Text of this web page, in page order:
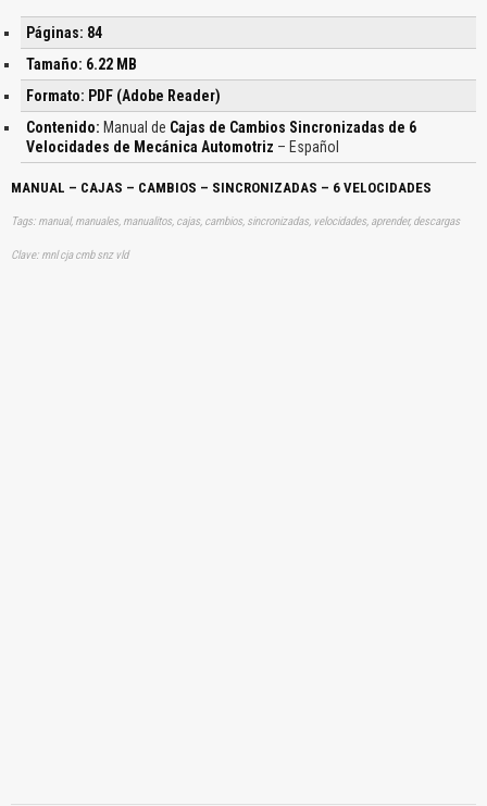
Páginas: 84
Tamaño: 6.22 MB
Formato: PDF (Adobe Reader)
Contenido: Manual de Cajas de Cambios Sincronizadas de 6
Velocidades de Mecánica Automotriz – Español
MANUAL – CAJAS – CAMBIOS – SINCRONIZADAS – 6 VELOCIDADES
Tags: manual, manuales, manualitos, cajas, cambios, sincronizadas, velocidades, aprender, descargas
Clave: mnl cja cmb snz vld